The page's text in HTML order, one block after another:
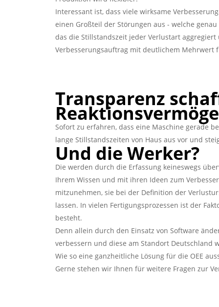
Interessant ist, dass viele wirksame
einen Großteil der Störungen aus - welche
das die Stillstandszeit jeder Verlustart
Verbesserungsauftrag mit deutlichem Mehrwert
Transparenz
Sofort zu erfahren, dass eine Maschine gerade
lange Stillstandszeiten von Haus aus vor und
Und die Werker?
Die werden durch die Erfassung keineswegs
Ihrem Wissen und mit ihren Ideen zum
mitzunehmen, sie bei der Definition der
lassen. In vielen Fertigungsprozessen ist der
besteht.
Denn allein durch den Einsatz von Software
verbessern und diese am Standort Deutschland
Wie so eine ganzheitliche Lösung für die OEE
Gerne stehen wir Ihnen für weitere Fragen zur